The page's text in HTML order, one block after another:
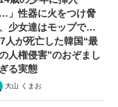
」性器に火をつけ脅
少女達はモップで…
人が死亡した韓国“最
人権侵害”のおぞまし
る実態
大山 くまお